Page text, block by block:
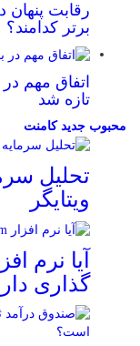
برتر کدامند؟
اتفاق مهم
تازه شد
محبوب جدیدکامنت
ویتایگر
گذاری